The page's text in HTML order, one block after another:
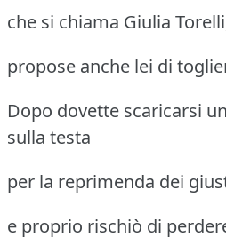
che si chiama Giulia
propose anche lei di
Dopo dovette scaricarsi
sulla testa
per la reprimenda dei
e proprio rischiò di